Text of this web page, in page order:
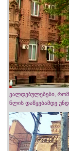
ვალდებულებები,
წლის დაწყებამდე